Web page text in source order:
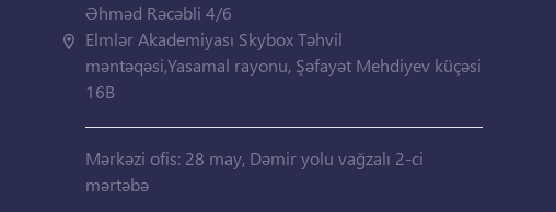
Əhməd Rəcəbli 4/6
Elmlər Akademiyası Skybox Təhvil
məntəqəsi,Yasamal rayonu, Şəfayət Mehdiyev küçəsi
16B
Mərkəzi ofis: 28 may, Dəmir yolu vağzalı 2-ci
mərtəbə